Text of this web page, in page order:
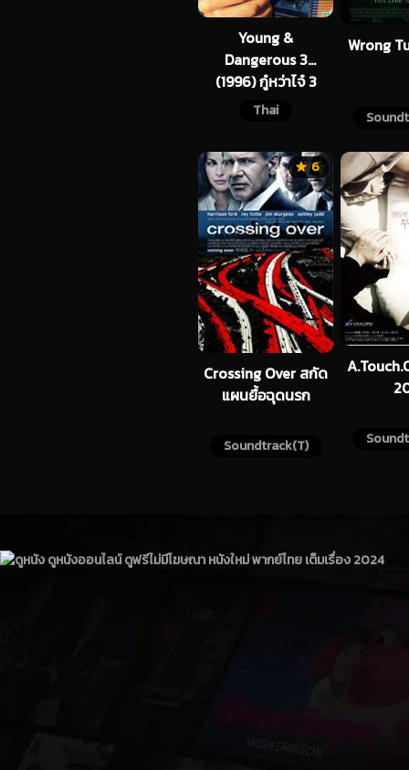
Young &
Dangerous 3
(1996) กู๋หว่าไจ๋ 3
ใหญ่ครองเมือง
Thai
Crossing Over สกัด
แผนยื้อฉุดนรก
Soundtrack(T)
6